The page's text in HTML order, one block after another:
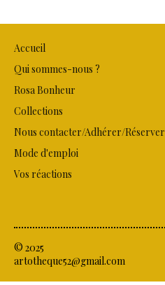
Accueil
Qui sommes-nous ?
Rosa Bonheur
Collections
Nous contacter/Adhérer/Réserver
Mode d'emploi
Vos réactions
© 2025
artotheque52@gmail.com